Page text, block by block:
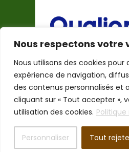
Nous respectons votre
Nous utilisons des cookies pour
expérience de navigation,
des contenus personnalisés et
cliquant sur « Tout accepter »,
utilisation des cookies.
Personnaliser Tout
Copyright © 2026 JB2G -